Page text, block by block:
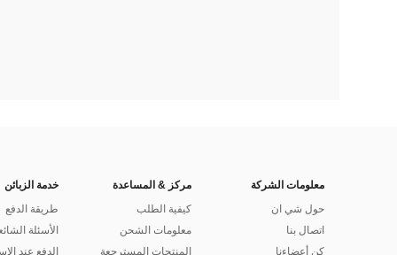
معلومات الشركة
حول شي ان
اتصال بنا
كن أعضاءنا
مركز & المساعدة
كيفية الطلب
معلومات الشحن
المنتجات المسترجعة
خدمة الزبائن
طريقة الدفع
الأسئلة
الدفع عند